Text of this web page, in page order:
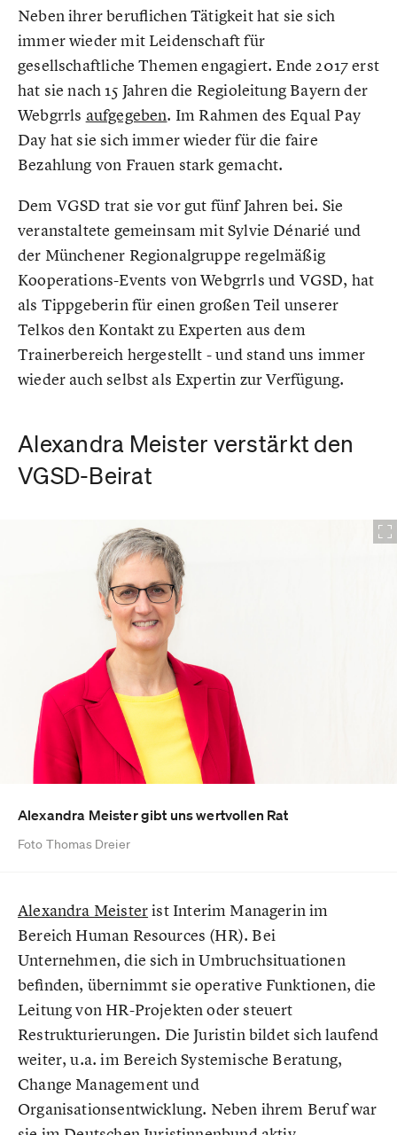
Neben ihrer beruflichen Tätigkeit hat sie sich
immer wieder mit Leidenschaft für
gesellschaftliche Themen engagiert. Ende 2017 erst
hat sie nach 15 Jahren die Regioleitung Bayern der
Webgrrls aufgegeben. Im Rahmen des Equal Pay
Day hat sie sich immer wieder für die faire
Bezahlung von Frauen stark gemacht.
Dem VGSD trat sie vor gut fünf Jahren bei. Sie
veranstaltete gemeinsam mit Sylvie Dénarié und
der Münchener Regionalgruppe regelmäßig
Kooperations-Events von Webgrrls und VGSD, hat
als Tippgeberin für einen großen Teil unserer
Telkos den Kontakt zu Experten aus dem
Trainerbereich hergestellt - und stand uns immer
wieder auch selbst als Expertin zur Verfügung.
Alexandra Meister verstärkt den
VGSD-Beirat
Alexandra Meister gibt uns wertvollen Rat
Foto Thomas Dreier
Alexandra Meisterist Interim Managerin im
Bereich Human Resources (HR). Bei
Unternehmen, die sich in Umbruchsituationen
befinden, übernimmt sie operative Funktionen, die
Leitung von HR-Projekten oder steuert
Restrukturierungen. Die Juristin bildet sich laufend
weiter, u.a. im Bereich Systemische Beratung,
Change Management und
Organisationsentwicklung. Neben ihrem Beruf war